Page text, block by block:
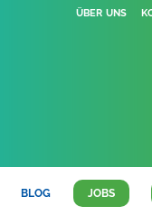
ÜBER UNS
BLOG JOBS